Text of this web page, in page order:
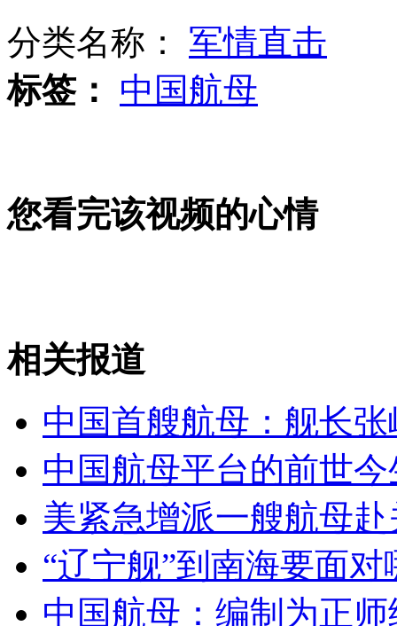
90后男生秀近景魔术 惊呆台湾学妹
航拍：京藏高速因车祸出现拥堵
山西运城恶犬咬伤多人 警民合力深夜将其击毙
女孩北京地铁殴打老人 痛下狠手拳打脚踢
无痛分娩是否安全 医生回应
外交部：反对强权政治霸凌主义
分类名称： 军情直击
标签：
中国航母
您看完该视频的心情
相关报道
中国首艘航母：舰长
中国航母平台的前世今
美紧急增派一艘航母
“辽宁舰”到南海要面
中国航母：编制为正